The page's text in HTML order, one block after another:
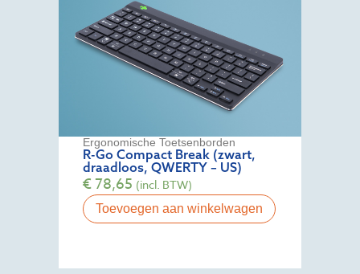
Ergonomische Toetsenborden
R-Go Compact Break (zwart,
draadloos, QWERTY – US)
€78,65 (incl. BTW)
Toevoegen aan winkelwagen